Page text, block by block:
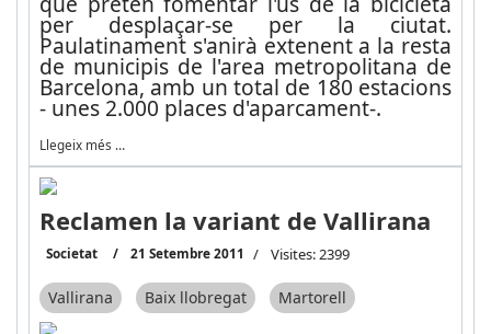
per desplaçar-se per la ciutat.
Paulatinament s'anirà extenent a la resta
de municipis de l'area metropolitana de
Barcelona, amb un total de 180 estacions
- unes 2.000 places d'aparcament-.
Llegeix més …
Reclamen la variant de Vallirana
Societat 21 Setembre 2011 Visites: 2399
Vallirana Baix llobregat Martorell